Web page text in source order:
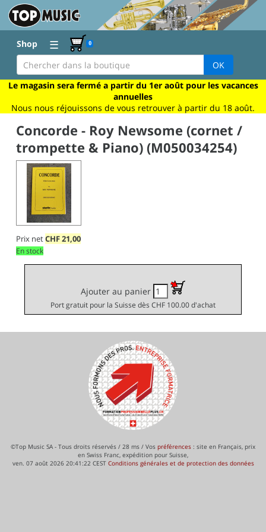
Shop ☰ 0
OK
Le magasin sera fermé a partir du 1er août pour les vacances
annuelles
Nous nous réjouissons de vous retrouver à partir du 18 août.
Concorde - Roy Newsome (cornet /
trompette & Piano) (M050034254)
Prix netCHF21,00
En stock
Ajouter au panier
Port gratuit pour la Suisse dès CHF 100.00 d'achat
©Top Music SA - Tous droits réservés / 28 ms / Vos préférences : site en Français, prix
en Swiss Franc, expédition pour Suisse,
ven. 07 août 2026 20:41:22 CEST Conditions générales et de protection des données